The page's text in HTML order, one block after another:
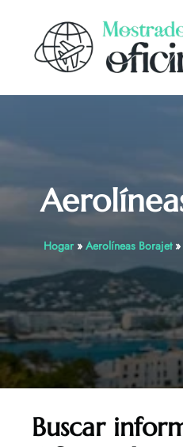
content
Hogar» Aerolíneas Borajet»
Buscar